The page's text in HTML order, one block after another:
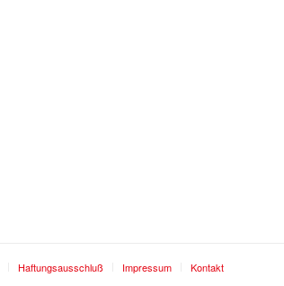
Haftungsausschluß Impressum Kontakt